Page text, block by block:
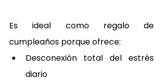
Es ideal como regalo de
cumpleaños porque ofrece:
Desconexión total del estrés
diario